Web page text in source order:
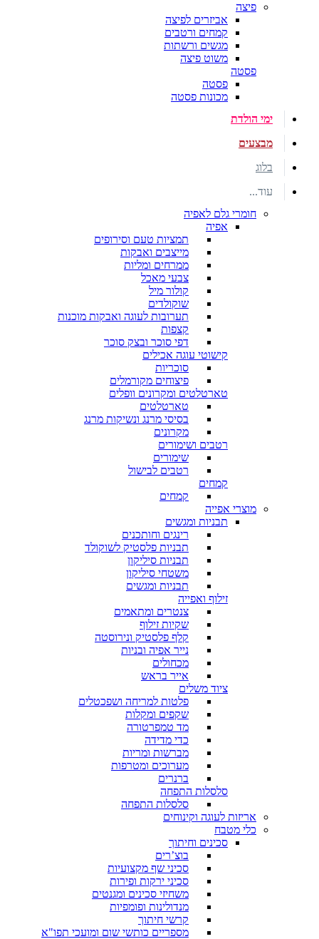
פיצה
אביזרים לפיצה
קמחים ורטבים
מגשים ורשתות
משוט פיצה
פסטה
פסטה
מכונות פסטה
ימי הולדת
מבצעים
בלוג
עוד...
חומרי גלם לאפיה
אפיה
תמציות טעם וסירופים
מייצבים ואבקות
ממרחים ומליות
צבעי מאכל
קולור מיל
שוקולדים
תערובות לעוגה ואבקות מוכנות
קצפות
דפי סוכר ובצק סוכר
קישוטי עוגה אכילים
סוכריות
פיצוחים מקורמלים
טארטלטים ומקרונים וופלים
טארטלטים
בסיסי מרנג ונשיקות מרנג
מקרונים
רטבים ושימורים
שימורים
רטבים לבישול
קמחים
קמחים
מוצרי אפייה
תבניות ומגשים
רינגים וחותכנים
תבניות פלסטיק לשוקולד
תבניות סיליקון
משטחי סיליקון
תבניות ומגשים
זילוף ואפייה
צנטרים ומתאמים
שקיות זילוף
קלף פלסטיק ונירוסטה
נייר אפיה ובניות
מכחולים
אייר בראש
ציוד משלים
פלטות למריחה ושפכטלים
שקפים ומקלות
מד טמפרטורה
כדי מדידה
מברשות ומריות
מערוכים ומטרפות
ברנרים
סלסלות התפחה
סלסלות התפחה
אריזות לעוגה וקינוחים
כלי מטבח
סכינים וחיתוך
בוצ’רים
סכיני שף מקצועיות
סכיני ירקות ופירות
משחיזי סכינים ומגנטים
מנדולינות ופומפיות
קרשי חיתוך
מספריים כותשי שום ומועכי תפו"א